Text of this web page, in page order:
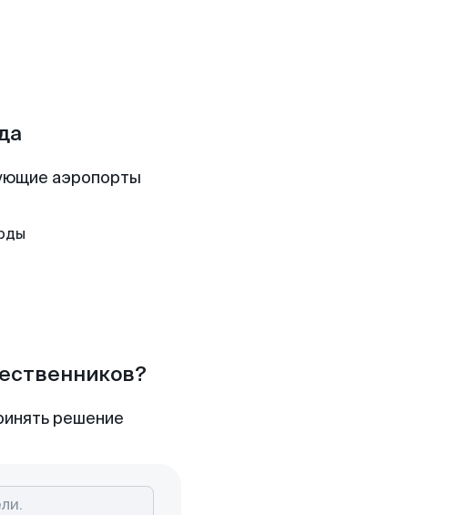
аэропорты
решение